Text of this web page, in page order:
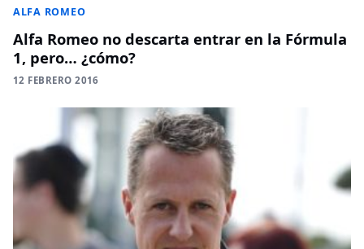
ALFA ROMEO
Alfa Romeo no descarta entrar en la Fórmula
1, pero… ¿cómo?
12 FEBRERO 2016